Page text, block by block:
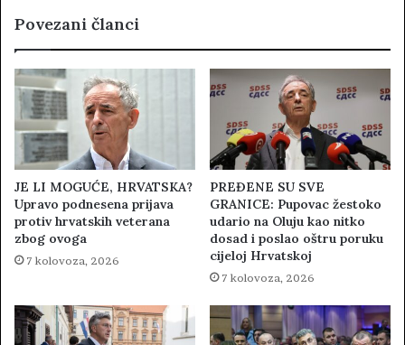
Povezani članci
JE LI MOGUĆE, HRVATSKA?
Upravo podnesena prijava
protiv hrvatskih veterana
zbog ovoga
7 kolovoza, 2026
PREĐENE SU SVE
GRANICE: Pupovac žestoko
udario na Oluju kao nitko
dosad i poslao oštru poruku
cijeloj Hrvatskoj
7 kolovoza, 2026